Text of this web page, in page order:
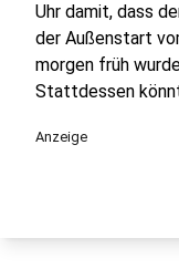
Uhr damit, dass
der Außenstart
morgen früh
Stattdessen
Anzeige